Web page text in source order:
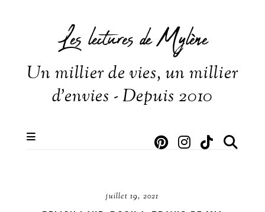
Les lectures de Mylène
Un millier de vies, un millier
d'envies - Depuis 2010
juillet 19, 2021